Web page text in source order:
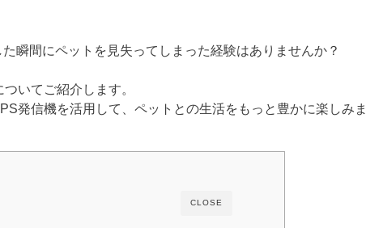
瞬間にペットを見失ってしまった経験はありませんか？
いてご紹介します。
発信機を活用して、ペットとの生活をもっと豊かに楽しみま
CLOSE